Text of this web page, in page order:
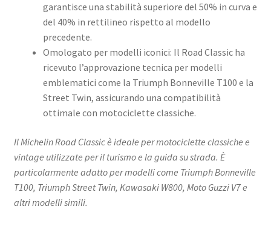
garantisce una stabilità superiore del 50% in curva e
del 40% in rettilineo rispetto al modello
precedente.
Omologato per modelli iconici: Il Road Classic ha
ricevuto l’approvazione tecnica per modelli
emblematici come la Triumph Bonneville T100 e la
Street Twin, assicurando una compatibilità
ottimale con motociclette classiche.
Il Michelin Road Classic è ideale per motociclette classiche e
vintage utilizzate per il turismo e la guida su strada. È
particolarmente adatto per modelli come Triumph Bonneville
T100, Triumph Street Twin, Kawasaki W800, Moto Guzzi V7 e
altri modelli simili.